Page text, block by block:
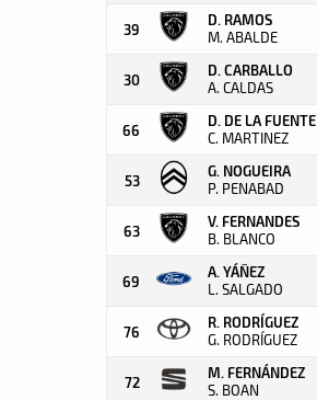
39
D. RAMOS
M. ABALDE
30
D. CARBALLO
A. CALDAS
66
D. DE LA FUENTE
C. MARTINEZ
53
G. NOGUEIRA
P. PENABAD
63
V. FERNANDES
B. BLANCO
69
A. YÁÑEZ
L. SALGADO
76
R. RODRÍGUEZ
G. RODRÍGUEZ
72
M. FERNÁNDEZ
S. BOAN